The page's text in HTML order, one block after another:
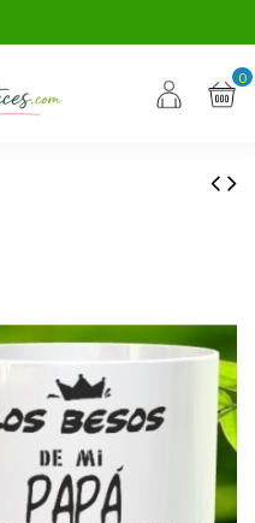
0